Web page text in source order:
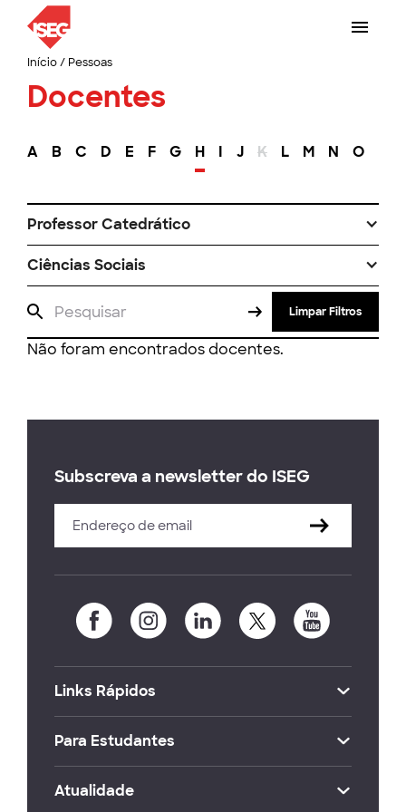
Início/ Pessoas
Docentes
A B C D E F G H I J K L M N O
Professor Catedrático
Ciências Sociais
Limpar Filtros
Não foram encontrados docentes.
Subscreva a newsletter do ISEG
Links Rápidos
Para Estudantes
Atualidade